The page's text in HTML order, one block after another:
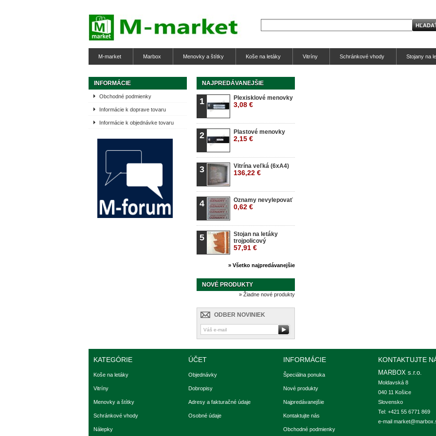
M-market Marbox Menovky a štítky Koše na letáky Vitríny Schránkové vhody Stojany na
INFORMÁCIE
Obchodné podmienky
Informácie k doprave tovaru
Informácie k objednávke tovaru
NAJPREDÁVANEJŠIE
1 Plexisklové menovky
3,08 €
2 Plastové menovky
2,15 €
3 Vitrína veľká (6xA4)
136,22 €
4 Oznamy nevylepovať
0,62 €
5
Stojan na letáky
trojpolicový
57,91 €
» Všetko najpredávanejšie
NOVÉ PRODUKTY
» Žiadne nové produkty
ODBER NOVINIEK
KATEGÓRIE
Koše na letáky
Vitríny
Menovky a štítky
Schránkové vhody
Nálepky
ÚČET
Objednávky
Dobropisy
Adresy a fakturačné údaje
Osobné údaje
INFORMÁCIE
Špeciálna ponuka
Nové produkty
Najpredávanejšie
Kontaktujte nás
Obchodné podmienky
KONTAKTUJTE
MARBOX s.r.o.
Moldavská 8
040 11 Košice
Slovensko
Tel: +421 55 6771 869
e-mail